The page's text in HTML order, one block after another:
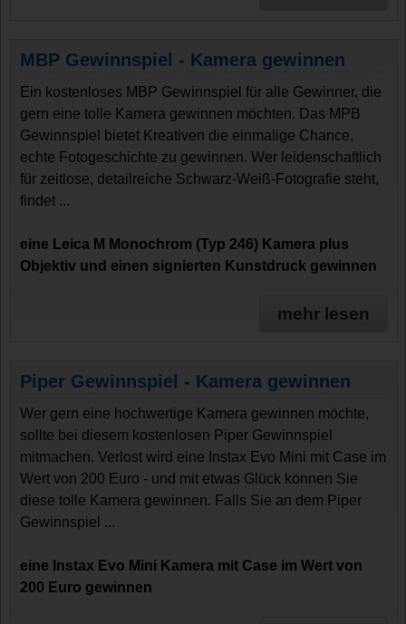
MBP Gewinnspiel - Kamera gewinnen
Ein kostenloses MBP Gewinnspiel für alle Gewinner, die
gern eine tolle Kamera gewinnen möchten. Das MPB
Gewinnspiel bietet Kreativen die einmalige Chance,
echte Fotogeschichte zu gewinnen. Wer leidenschaftlich
für zeitlose, detailreiche Schwarz-Weiß-Fotografie steht,
findet ...
eine Leica M Monochrom (Typ 246) Kamera plus
Objektiv und einen signierten Kunstdruck gewinnen
mehr lesen
Piper Gewinnspiel - Kamera gewinnen
Wer gern eine hochwertige Kamera gewinnen möchte,
sollte bei diesem kostenlosen Piper Gewinnspiel
mitmachen. Verlost wird eine Instax Evo Mini mit Case im
Wert von 200 Euro - und mit etwas Glück können Sie
diese tolle Kamera gewinnen. Falls Sie an dem Piper
Gewinnspiel ...
eine Instax Evo Mini Kamera mit Case im Wert von
200 Euro gewinnen